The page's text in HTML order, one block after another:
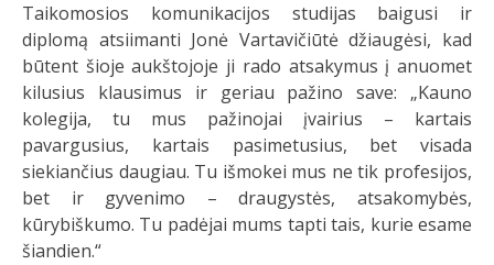
Taikomosios komunikacijos studijas baigusi ir
diplomą atsiimanti Jonė Vartavičiūtė džiaugėsi, kad
būtent šioje aukštojoje ji rado atsakymus į anuomet
kilusius klausimus ir geriau pažino save: „Kauno
kolegija, tu mus pažinojai įvairius – kartais
pavargusius, kartais pasimetusius, bet visada
siekiančius daugiau. Tu išmokei mus ne tik profesijos,
bet ir gyvenimo – draugystės, atsakomybės,
kūrybiškumo. Tu padėjai mums tapti tais, kurie esame
šiandien.“